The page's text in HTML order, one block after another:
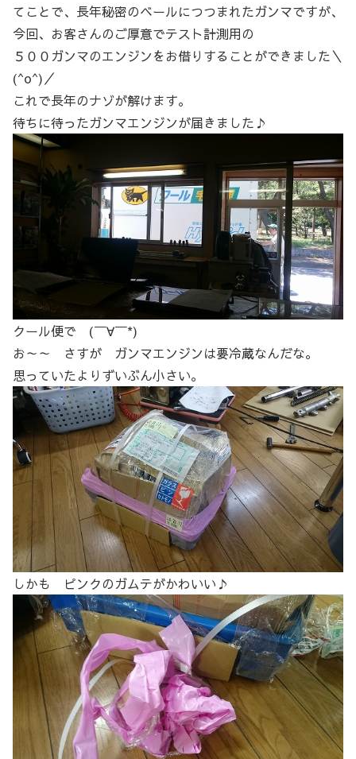
てことで、長年秘密のベールにつつまれたガンマですが、
今回、お客さんのご厚意でテスト計測用の
５００ガンマのエンジンをお借りすることができました＼
(^o^)／
これで長年のナゾが解けます。
待ちに待ったガンマエンジンが届きました♪
クール便で (￣∀￣*)
お～～ さすが ガンマエンジンは要冷蔵なんだな。
思っていたよりずいぶん小さい。
しかも ピンクのガムテがかわいい♪